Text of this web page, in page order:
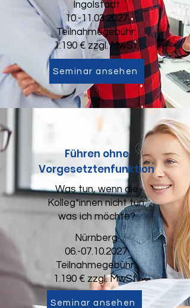
Ingolstadt
10.-11.03.2027
Teilnahmegebühr:
1.190 € zzgl. MwSt.
Seminar ansehen
Führen ohne
Vorgesetztenfunktion
Was tun, wenn die
Kolleg*innen nicht tun,
was ich möchte?
Nürnberg
06.-07.10.2027
Teilnahmegebühr:
1.190 € zzgl. MwSt.
Seminar ansehen